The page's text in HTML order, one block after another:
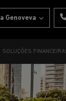
Genoveva
SOLUÇÕES